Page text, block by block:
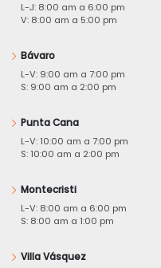
L-J: 8:00 am a 6:00 pm
V: 8:00 am a 5:00 pm
Bávaro
L-V: 9:00 am a 7:00 pm
S: 9:00 am a 2:00 pm
Punta Cana
L-V: 10:00 am a 7:00 pm
S: 10:00 am a 2:00 pm
Montecristi
L-V: 8:00 am a 6:00 pm
S: 8:00 am a 1:00 pm
Villa Vásquez